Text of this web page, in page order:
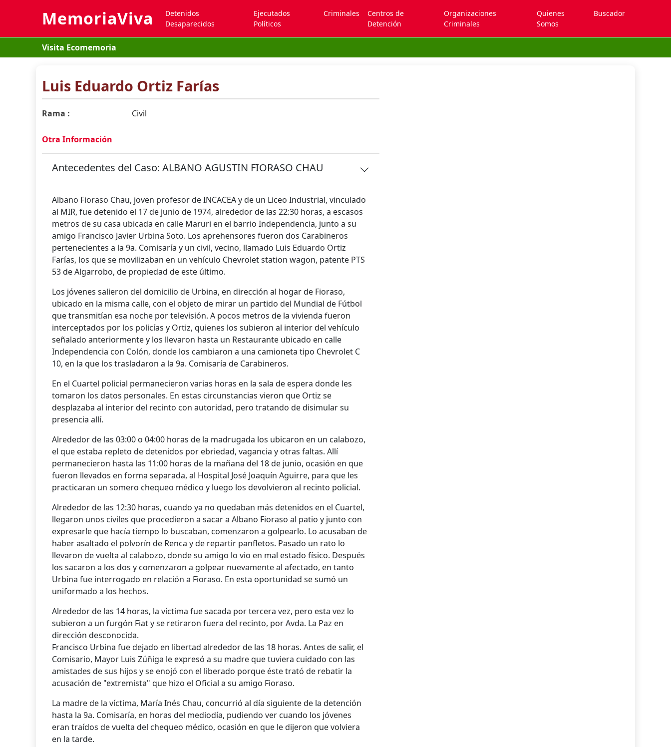
MemoriaViva
Detenidos
Desaparecidos
Ejecutados
Políticos
Criminales
Centros de
Detención
Organizaciones
Criminales
Quienes
Somos
Buscador
Visita Ecomemoria
Luis Eduardo Ortiz Farías
Rama : Civil
Otra Información
Antecedentes del Caso: ALBANO AGUSTIN FIORASO CHAU
Albano Fioraso Chau, joven profesor de INCACEA y de un Liceo Industrial, vinculado
al MIR, fue detenido el 17 de junio de 1974, alrededor de las 22:30 horas, a escasos
metros de su casa ubicada en calle Maruri en el barrio Independencia, junto a su
amigo Francisco Javier Urbina Soto. Los aprehensores fueron dos Carabineros
pertenecientes a la 9a. Comisaría y un civil, vecino, llamado Luis Eduardo Ortiz
Farías, los que se movilizaban en un vehículo Chevrolet station wagon, patente PTS
53 de Algarrobo, de propiedad de este último.
Los jóvenes salieron del domicilio de Urbina, en dirección al hogar de Fioraso,
ubicado en la misma calle, con el objeto de mirar un partido del Mundial de Fútbol
que transmitían esa noche por televisión. A pocos metros de la vivienda fueron
interceptados por los policías y Ortiz, quienes los subieron al interior del vehículo
señalado anteriormente y los llevaron hasta un Restaurante ubicado en calle
Independencia con Colón, donde los cambiaron a una camioneta tipo Chevrolet C
10, en la que los trasladaron a la 9a. Comisaría de Carabineros.
En el Cuartel policial permanecieron varias horas en la sala de espera donde les
tomaron los datos personales. En estas circunstancias vieron que Ortiz se
desplazaba al interior del recinto con autoridad, pero tratando de disimular su
presencia allí.
Alrededor de las 03:00 o 04:00 horas de la madrugada los ubicaron en un calabozo,
el que estaba repleto de detenidos por ebriedad, vagancia y otras faltas. Allí
permanecieron hasta las 11:00 horas de la mañana del 18 de junio, ocasión en que
fueron llevados en forma separada, al Hospital José Joaquín Aguirre, para que les
practicaran un somero chequeo médico y luego los devolvieron al recinto policial.
Alrededor de las 12:30 horas, cuando ya no quedaban más detenidos en el Cuartel,
llegaron unos civiles que procedieron a sacar a Albano Fioraso al patio y junto con
expresarle que hacía tiempo lo buscaban, comenzaron a golpearlo. Lo acusaban de
haber asaltado el polvorín de Renca y de repartir panfletos. Pasado un rato lo
llevaron de vuelta al calabozo, donde su amigo lo vio en mal estado físico. Después
los sacaron a los dos y comenzaron a golpear nuevamente al afectado, en tanto
Urbina fue interrogado en relación a Fioraso. En esta oportunidad se sumó un
uniformado a los hechos.
Alrededor de las 14 horas, la víctima fue sacada por tercera vez, pero esta vez lo
subieron a un furgón Fiat y se retiraron fuera del recinto, por Avda. La Paz en
dirección desconocida.
Francisco Urbina fue dejado en libertad alrededor de las 18 horas. Antes de salir, el
Comisario, Mayor Luis Zúñiga le expresó a su madre que tuviera cuidado con las
amistades de sus hijos y se enojó con el liberado porque éste trató de rebatir la
acusación de "extremista" que hizo el Oficial a su amigo Fioraso.
La madre de la víctima, María Inés Chau, concurrió al día siguiente de la detención
hasta la 9a. Comisaría, en horas del mediodía, pudiendo ver cuando los jóvenes
eran traídos de vuelta del chequeo médico, ocasión en que le dijeron que volviera
en la tarde.